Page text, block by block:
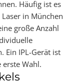
Häufig ist es
in München
große Anzahl
Ein IPL-Gerät ist
Wahl.